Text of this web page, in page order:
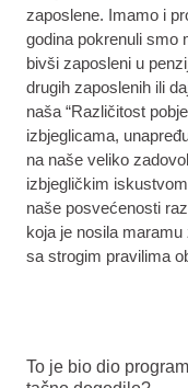
zaposlene. Imamo i
godina pokrenuli smo
bivši zaposleni u
drugih zaposlenih ili
naša “Različitost
izbjeglicama,
na naše veliko
izbjegličkim
naše posvećenosti
koja je nosila
sa strogim pravilima
To je bio dio